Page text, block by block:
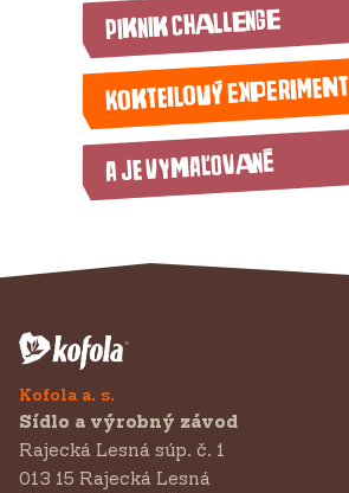
Piknik challenge
Kokteilový experiment
A je vymaľované
Kofola a. s.
Sídlo a výrobný závod
Rajecká Lesná súp. č. 1
013 15 Rajecká Lesná